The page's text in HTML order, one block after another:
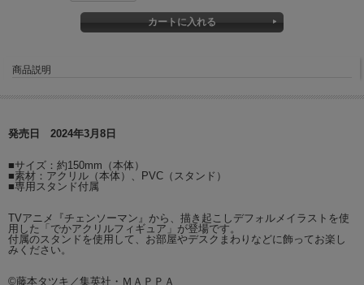
商品説明
発売日 2024年3月8日
■サイズ：約150mm（本体）
■素材：アクリル（本体）、PVC（スタンド）
■専用スタンド付属
TVアニメ『チェンソーマン』から、描き起こしデフォルメイラストを使
用した「でかアクリルフィギュア」が登場です。
付属のスタンドを使用して、お部屋やデスクまわりなどに飾ってお楽し
みください。
©藤本タツキ／集英社・ＭＡＰＰＡ